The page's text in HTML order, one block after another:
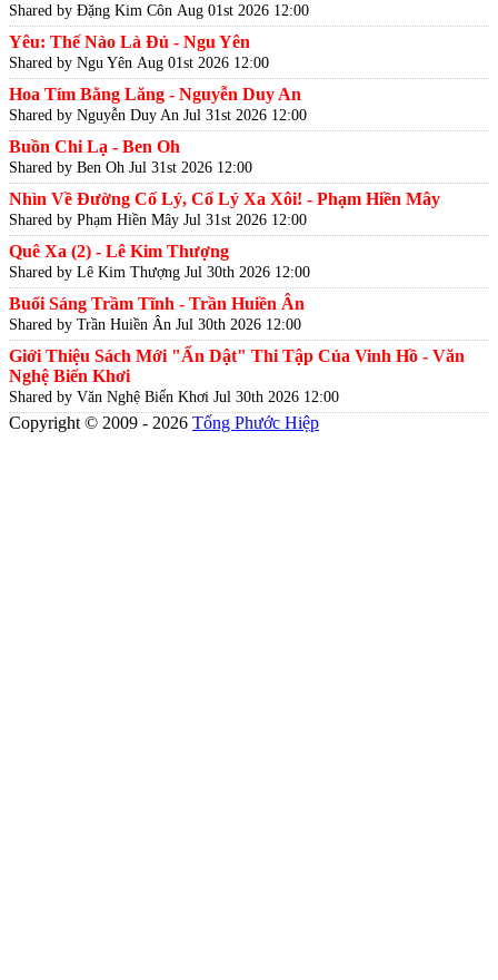
Shared by Đặng Kim Côn Aug 01st 2026 12:00
Yêu: Thế Nào Là Đủ - Ngu Yên
Shared by Ngu Yên Aug 01st 2026 12:00
Hoa Tím Bằng Lăng - Nguyễn Duy An
Shared by Nguyễn Duy An Jul 31st 2026 12:00
Buồn Chi Lạ - Ben Oh
Shared by Ben Oh Jul 31st 2026 12:00
Nhìn Về Đường Cố Lý, Cố Lý Xa Xôi! - Phạm Hiền Mây
Shared by Phạm Hiền Mây Jul 31st 2026 12:00
Quê Xa (2) - Lê Kim Thượng
Shared by Lê Kim Thượng Jul 30th 2026 12:00
Buổi Sáng Trầm Tĩnh - Trần Huiền Ân
Shared by Trần Huiền Ân Jul 30th 2026 12:00
Giới Thiệu Sách Mới "Ẩn Dật" Thi Tập Của Vinh Hồ - Văn
Nghệ Biển Khơi
Shared by Văn Nghệ Biển Khơi Jul 30th 2026 12:00
Copyright © 2009 - 2026 Tống Phước Hiệp